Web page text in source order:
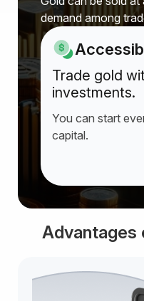
demand among
Trade gold
investments.
You can start
capital.
Advantages